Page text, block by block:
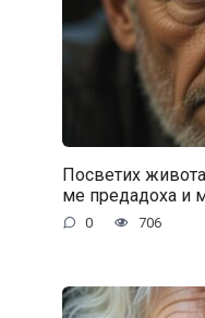
Посветих
ме предадоха и
0 706